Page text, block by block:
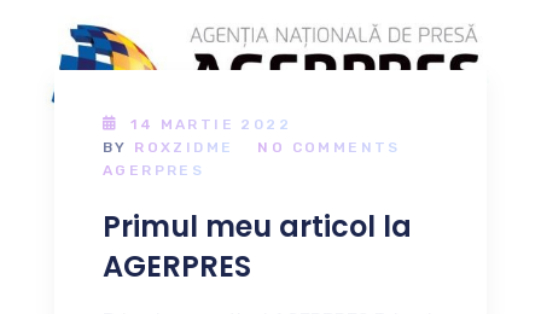
14 MARTIE 2022
BY ROXZIDME
NO COMMENTS
AGERPRES
Primul meu articol la
AGERPRES